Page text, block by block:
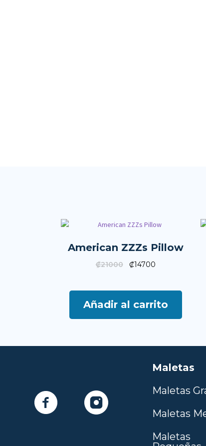
American ZZZs Pillow
₡21000 ₡14700
Añadir al carrito
Maletas
Maletas
Maletas
Maletas